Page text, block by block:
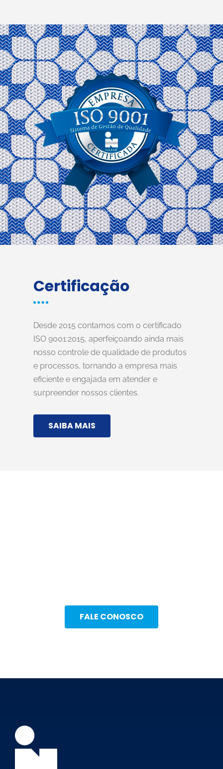
Certificação
Desde 2015 contamos com o certificado
ISO 9001:2015, aperfeiçoando ainda mais
nosso controle de qualidade de produtos
e processos, tornando a empresa mais
eficiente e engajada em atender e
surpreender nossos clientes.
SAIBA MAIS
FALE CONOSCO